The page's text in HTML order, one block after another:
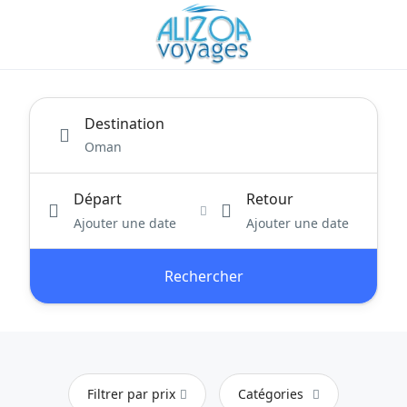
Destination
Départ
Ajouter une date
Retour
Ajouter une date
Rechercher
Filtrer par prix Catégories